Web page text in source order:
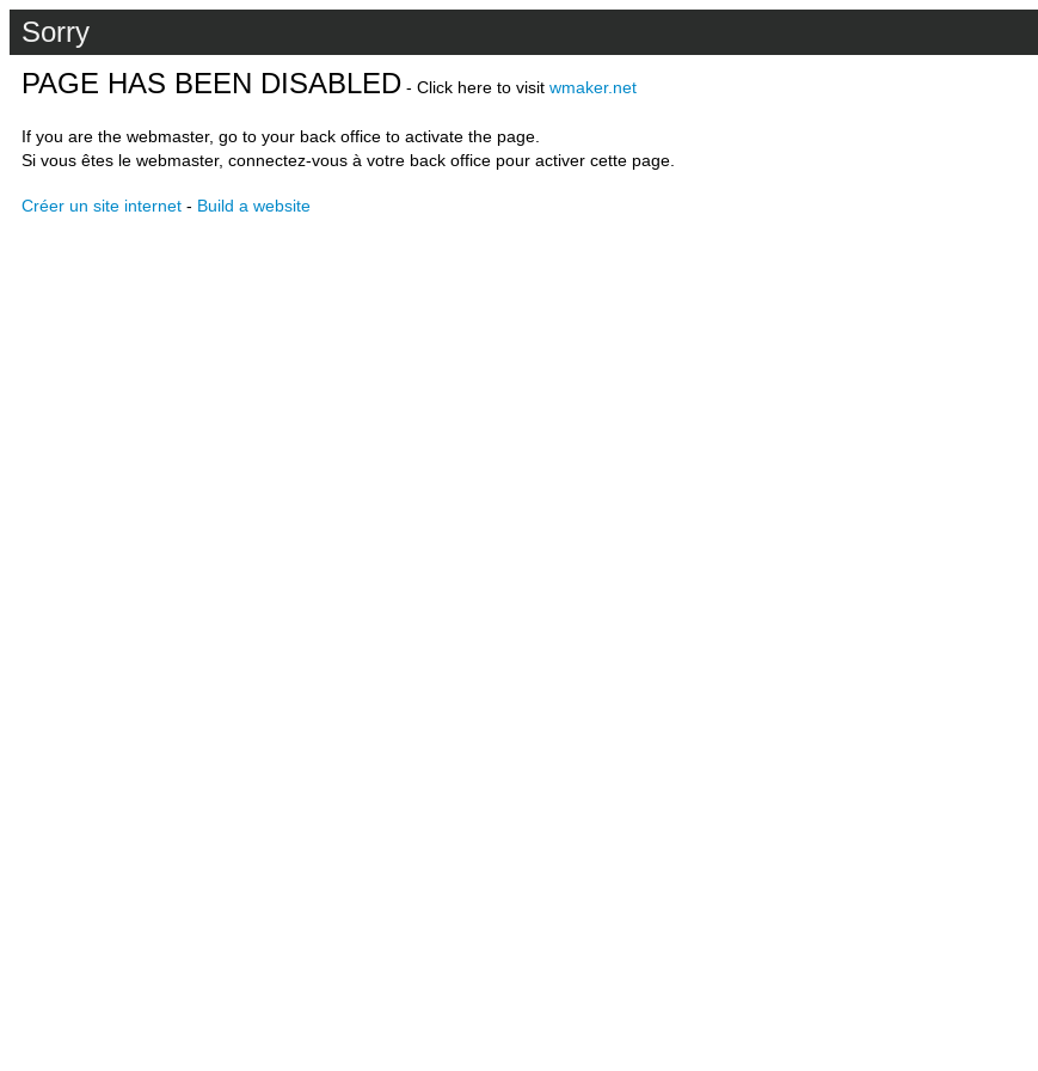
Sorry
PAGE HAS BEEN DISABLED - Click here to visit wmaker.net
If you are the webmaster, go to your back office to activate the page.
Si vous êtes le webmaster, connectez-vous à votre back office pour activer cette page.
Créer un site internet - Build a website